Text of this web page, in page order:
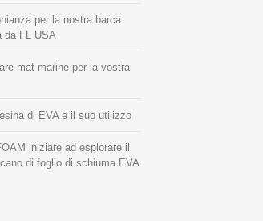
per la nostra barca
da FL USA
mat marine per la vostra
di EVA e il suo utilizzo
iniziare ad esplorare il
di foglio di schiuma EVA